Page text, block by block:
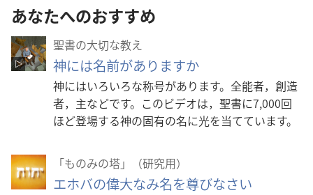
あなたへのおすすめ
聖書の大切な教え
神には名前がありますか
神にはいろいろな称号があります。全能者，創造
者，主などです。このビデオは，聖書に7,000回
ほど登場する神の固有の名に光を当てています。
「ものみの塔」（研究用）
エホバの偉大なみ名を尊びなさい